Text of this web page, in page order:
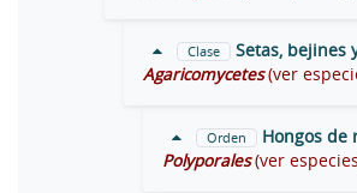
Clase
Setas, bejines
Agaricomycetes (ver
Orden
Hongos de
Polyporales (ver